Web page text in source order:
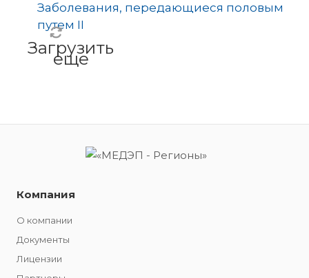
Заболевания, передающиеся половым
путем II
Загрузить
еще
Компания
О компании
Документы
Лицензии